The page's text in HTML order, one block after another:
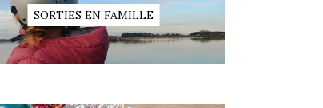
SORTIES EN FAMILLE